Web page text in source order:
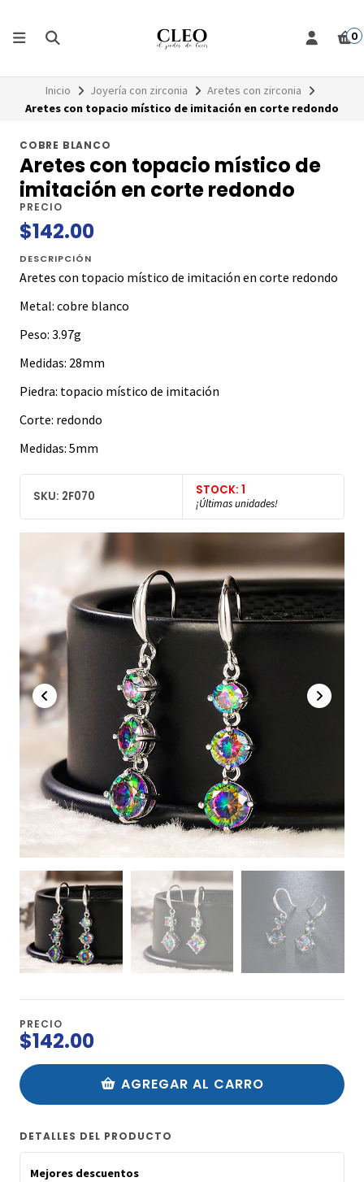
0
Inicio Joyería con zirconia
Aretes con zirconia
Aretes con topacio místico de imitación en corte redondo
COBRE BLANCO
Aretes con topacio místico de
imitación en corte redondo
PRECIO
$142.00
DESCRIPCIÓN
Aretes con topacio místico de imitación en corte redondo
Metal: cobre blanco
Peso: 3.97g
Medidas: 28mm
Piedra: topacio místico de imitación
Corte: redondo
Medidas: 5mm
SKU: 2F070 STOCK: 1
¡Últimas unidades!
PRECIO
$142.00
AGREGAR AL CARRO
DETALLES DEL PRODUCTO
Mejores descuentos